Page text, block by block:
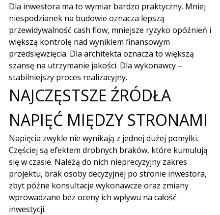
Dla inwestora ma to wymiar bardzo praktyczny. Mniej
niespodzianek na budowie oznacza lepszą
przewidywalność cash flow, mniejsze ryzyko opóźnień i
większą kontrolę nad wynikiem finansowym
przedsięwzięcia. Dla architekta oznacza to większą
szansę na utrzymanie jakości. Dla wykonawcy –
stabilniejszy proces realizacyjny.
NAJCZĘSTSZE ŹRÓDŁA
NAPIĘĆ MIĘDZY STRONAMI
Napięcia zwykle nie wynikają z jednej dużej pomyłki.
Częściej są efektem drobnych braków, które kumulują
się w czasie. Należą do nich nieprecyzyjny zakres
projektu, brak osoby decyzyjnej po stronie inwestora,
zbyt późne konsultacje wykonawcze oraz zmiany
wprowadzane bez oceny ich wpływu na całość
inwestycji.